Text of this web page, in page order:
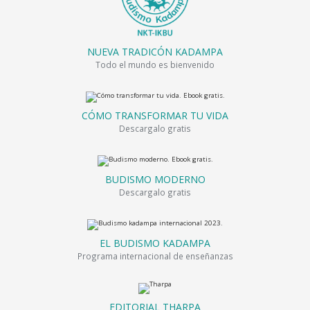
NUEVA TRADICÓN KADAMPA
Todo el mundo es bienvenido
CÓMO TRANSFORMAR TU VIDA
Descargalo gratis
BUDISMO MODERNO
Descargalo gratis
EL BUDISMO KADAMPA
Programa internacional de enseñanzas
EDITORIAL THARPA